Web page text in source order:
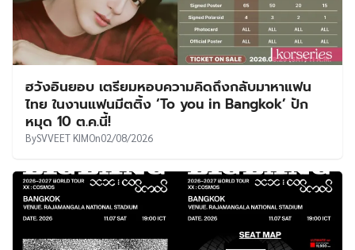
ฮวังอินยอบ เตรียมหอบความคิดถึงกลับมาหาแฟน
ไทย ในงานแฟนมีตติ้ง ‘To you in Bangkok’ ปัก
หมุด 10 ต.ค.นี้!
BySVVEET KIMOn02/08/2026